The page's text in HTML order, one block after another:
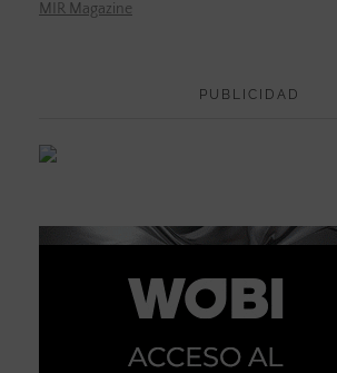
MIR Magazine
PUBLICIDAD